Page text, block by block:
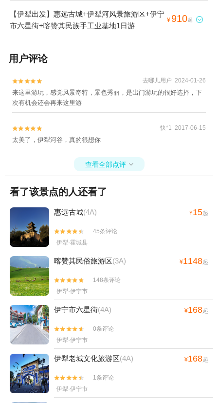
【伊犁出发】惠远古城+伊犁河风景旅游区+伊宁
市六星街+喀赞其民族手工业基地1日游
¥ 910起 
用户评论

 去哪儿用户 2024-01-26
来这里游玩，感觉风景奇特，景色秀丽，是出门游玩的很好选择，下
次有机会还会再来这里游

 快*1 2017-06-15
太美了，伊犁河谷，真的很想你
查看全部点评 
看了该景点的人还看了
惠远古城(4A) ¥15起


45条评论
伊犁·霍城县
喀赞其民俗旅游区(3A) ¥1148起


148条评论
伊犁·伊宁市
伊宁市六星街(4A) ¥168起


0条评论
伊犁·伊宁市
伊犁老城文化旅游区(4A) ¥168起


1条评论
伊犁·伊宁市